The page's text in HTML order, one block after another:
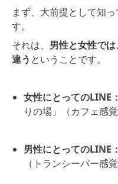
まず、大前提として知
す。
それは、 男性と女性で
違う ということです。
女性にとってのLINE：
りの場」（カフェ感覚
男性にとってのLINE：
（トランシーバー感覚